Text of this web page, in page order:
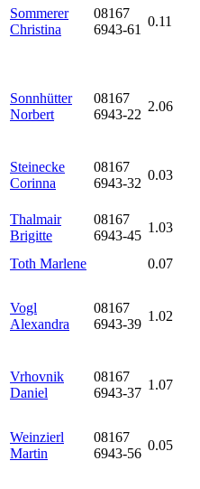
Sommerer
Christina
08167
6943-61
0.11
Sonnhütter
Norbert
08167
6943-22
2.06
Steinecke
Corinna
08167
6943-32
0.03
Thalmair
Brigitte
08167
6943-45
1.03
Toth Marlene
0.07
Vogl
Alexandra
08167
6943-39
1.02
Vrhovnik
Daniel
08167
6943-37
1.07
Weinzierl
Martin
08167
6943-56
0.05